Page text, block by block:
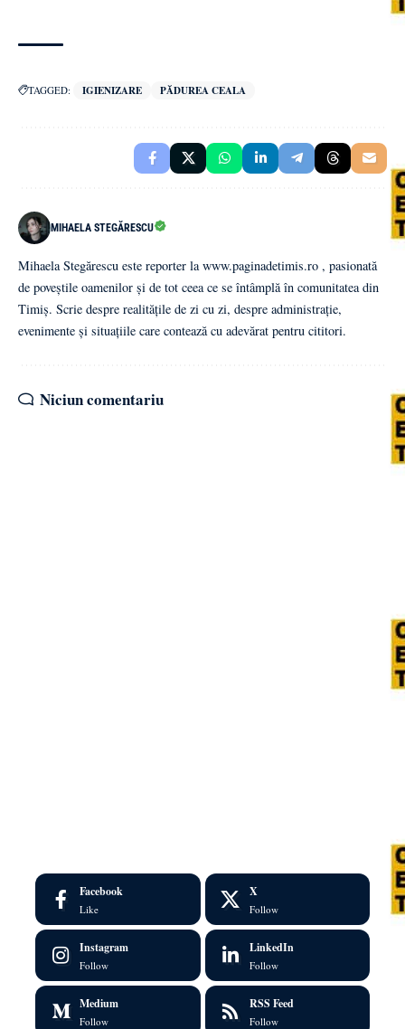
TAGGED: IGIENIZARE PĂDUREA CEALA
MIHAELA STEGĂRESCU
Mihaela Stegărescu este reporter la www.paginadetimis.ro , pasionată
de poveștile oamenilor și de tot ceea ce se întâmplă în comunitatea din
Timiș. Scrie despre realitățile de zi cu zi, despre administrație,
evenimente și situațiile care contează cu adevărat pentru cititori.
Niciun comentariu
Facebook
Like
X
Follow
Instagram
Follow
LinkedIn
Follow
Medium
Follow
RSS Feed
Follow